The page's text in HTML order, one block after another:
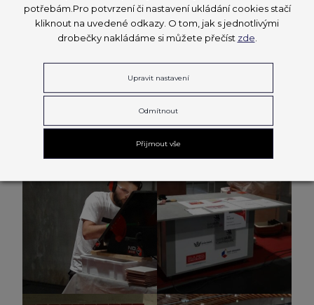
potřebám.Pro potvrzení či nastavení ukládání cookies stačí
kliknout na uvedené odkazy. O tom, jak s jednotlivými
drobečky nakládáme si můžete přečíst zde
Upravit nastavení
Odmítnout
Přijmout vše